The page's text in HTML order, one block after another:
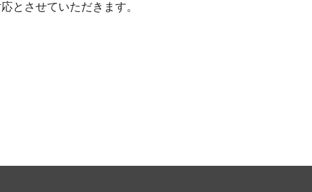
とさせていただきます。